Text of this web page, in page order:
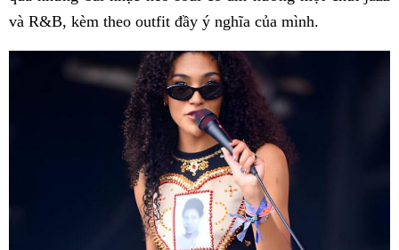
và R&B, kèm theo outfit đầy ý nghĩa của mình.